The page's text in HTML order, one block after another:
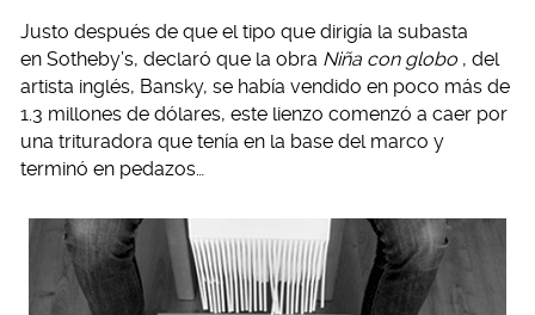
Justo después de que el tipo que dirigía la subasta
en Sotheby’s, declaró que la obra Niña con globo , del
artista inglés, Bansky, se había vendido en poco más de
1.3 millones de dólares, este lienzo comenzó a caer por
una trituradora que tenía en la base del marco y
terminó en pedazos…